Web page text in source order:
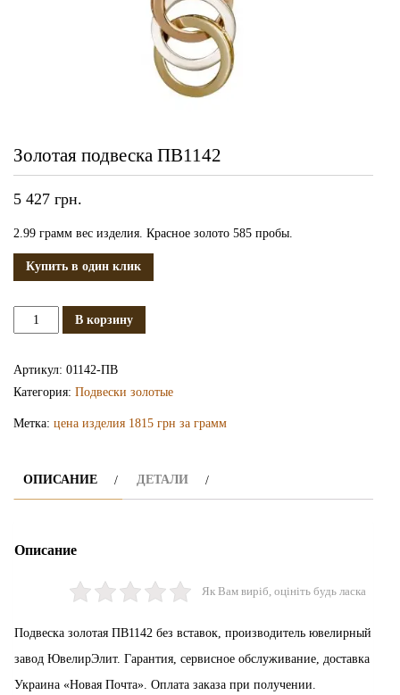
Золотая подвеска ПВ1142
5 427 грн.
2.99 грамм вес изделия. Красное золото 585 пробы.
Купить в один клик
КоличествоВ корзину
Артикул: 01142-ПВ
Категория: Подвески золотые
Метка: цена изделия 1815 грн за грамм
ОПИСАНИЕ ДЕТАЛИ
Описание
Як Вам виріб, оцініть будь ласка
Подвеска золотая ПВ1142 без вставок, производитель ювелирный
завод ЮвелирЭлит. Гарантия, сервисное обслуживание, доставка
Украина «Новая Почта». Оплата заказа при получении.